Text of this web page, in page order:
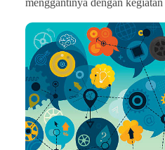
menggantinya dengan